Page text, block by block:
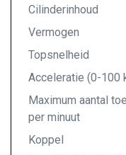
Cilinderinhoud
Vermogen
Topsnelheid
Acceleratie (0-100
Maximum aantal
per minuut
Koppel